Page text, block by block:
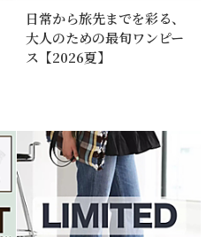
日常から旅先までを彩る、
大人のための最旬ワンピー
ス【2026夏】